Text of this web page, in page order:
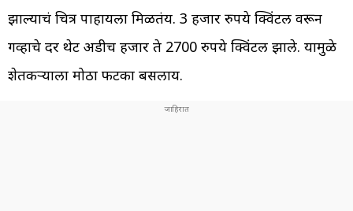
झाल्याचं चित्र पाहायला मिळतंय. 3 हजार रुपये क्विंटल वरून
गव्हाचे दर थेट अडीच हजार ते 2700 रुपये क्विंटल झाले. यामुळे
शेतकऱ्याला मोठा फटका बसलाय.